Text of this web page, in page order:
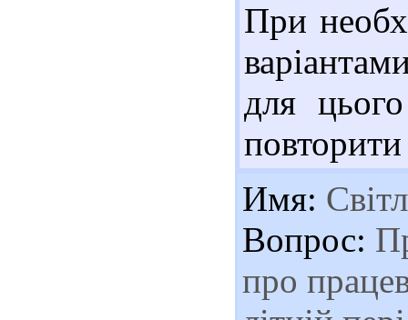
При
для
Имя:
Вопрос:
про